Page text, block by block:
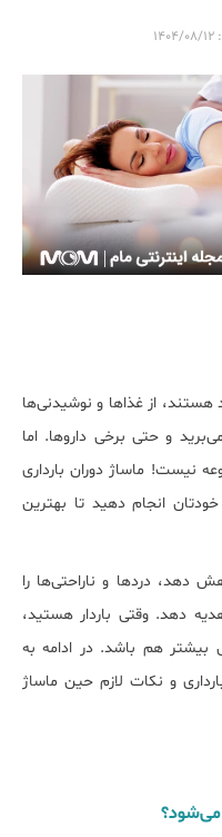
۱۴۰۴/۰۸/۱۲
هستند، از غذاها و نوشیدنی‌ها
و حتی برخی داروها. اما
نیست! ماساژ دوران بارداری
انجام دهید تا بهترین
دهد، دردها و ناراحتی‌ها را
دهد. وقتی باردار هستید،
مزایای ماساژ دوران بارداری می‌تواند حتی بیش‎تر هم باشد. در ادامه به
و نکات لازم حین ماساژ
می‌شود؟